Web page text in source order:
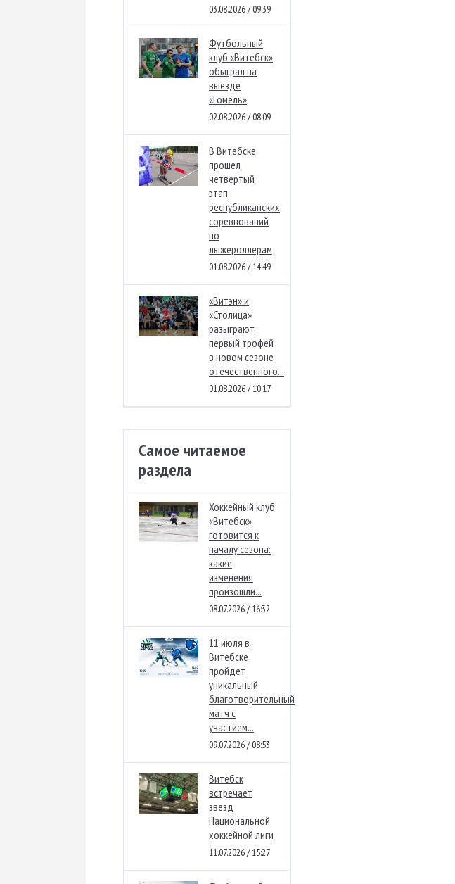
03.08.2026 / 09:39
Футбольный
клуб «Витебск»
обыграл на
выезде
«Гомель»
02.08.2026 / 08:09
В Витебске
прошел
четвертый
этап
республиканских
соревнований
по
лыжероллерам
01.08.2026 / 14:49
«Витэн» и
«Столица»
разыграют
первый трофей
в новом сезоне
отечественного...
01.08.2026 / 10:17
Самое читаемое
раздела
Хоккейный клуб
«Витебск»
готовится к
началу сезона:
какие
изменения
произошли...
08.07.2026 / 16:32
11 июля в
Витебске
пройдет
уникальный
благотворительный
матч с
участием...
09.07.2026 / 08:53
Витебск
встречает
звезд
Национальной
хоккейной лиги
11.07.2026 / 15:27